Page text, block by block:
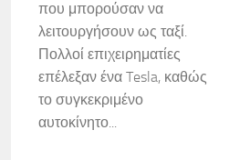
που μπορούσαν να
λειτουργήσουν ως ταξί.
Πολλοί επιχειρηματίες
επέλεξαν ένα Tesla, καθώς
το συγκεκριμένο
αυτοκίνητο...